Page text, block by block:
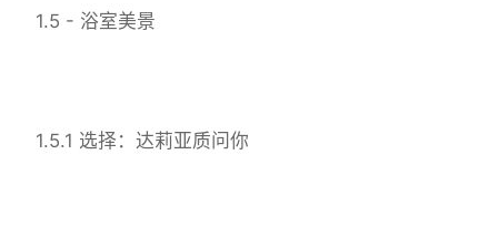
1.5 - 浴室美景
1.5.1 选择：达莉亚质问你